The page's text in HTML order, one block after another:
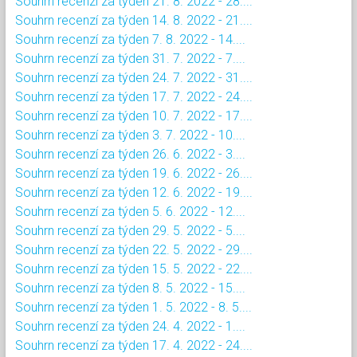
Souhrn recenzí za týden 14. 8. 2022 - 21....
Souhrn recenzí za týden 7. 8. 2022 - 14....
Souhrn recenzí za týden 31. 7. 2022 - 7....
Souhrn recenzí za týden 24. 7. 2022 - 31....
Souhrn recenzí za týden 17. 7. 2022 - 24....
Souhrn recenzí za týden 10. 7. 2022 - 17....
Souhrn recenzí za týden 3. 7. 2022 - 10....
Souhrn recenzí za týden 26. 6. 2022 - 3....
Souhrn recenzí za týden 19. 6. 2022 - 26....
Souhrn recenzí za týden 12. 6. 2022 - 19....
Souhrn recenzí za týden 5. 6. 2022 - 12....
Souhrn recenzí za týden 29. 5. 2022 - 5....
Souhrn recenzí za týden 22. 5. 2022 - 29....
Souhrn recenzí za týden 15. 5. 2022 - 22....
Souhrn recenzí za týden 8. 5. 2022 - 15....
Souhrn recenzí za týden 1. 5. 2022 - 8. 5....
Souhrn recenzí za týden 24. 4. 2022 - 1....
Souhrn recenzí za týden 17. 4. 2022 - 24....